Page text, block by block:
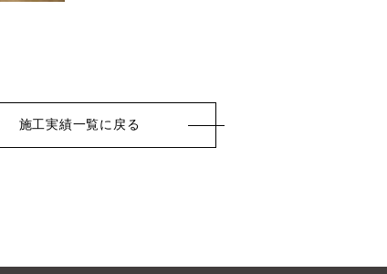
施工実績一覧に戻る